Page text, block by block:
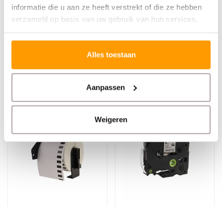
informatie die u aan ze heeft verstrekt of die ze hebben
verzameld op basis van uw gebruik van hun services.
Alles toestaan
Aanpassen
Weigeren
TD 2130N
TD 4100N
Reviews